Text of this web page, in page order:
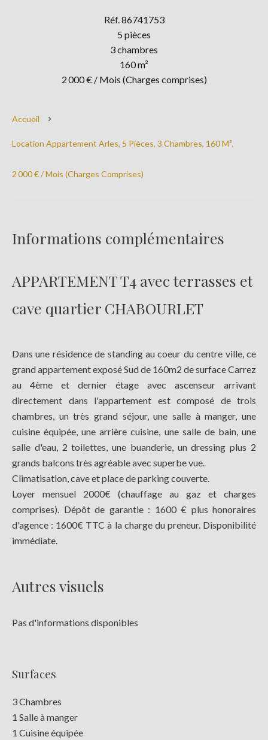
Réf. 86741753
5 pièces
3 chambres
160 m²
2 000 € / Mois (Charges comprises)
Accueil
Location Appartement Arles, 5 Pièces, 3 Chambres, 160 M²,
2 000 € / Mois (Charges Comprises)
Informations complémentaires
APPARTEMENT T4 avec terrasses et
cave quartier CHABOURLET
Dans une résidence de standing au coeur du centre ville, ce
grand appartement exposé Sud de 160m2 de surface Carrez
au 4ème et dernier étage avec ascenseur arrivant
directement dans l'appartement est composé de trois
chambres, un très grand séjour, une salle à manger, une
cuisine équipée, une arrière cuisine, une salle de bain, une
salle d'eau, 2 toilettes, une buanderie, un dressing plus 2
grands balcons très agréable avec superbe vue.
Climatisation, cave et place de parking couverte.
Loyer mensuel 2000€ (chauffage au gaz et charges
comprises). Dépôt de garantie : 1600 € plus honoraires
d'agence : 1600€ TTC à la charge du preneur. Disponibilité
immédiate.
Autres visuels
Pas d'informations disponibles
Surfaces
3 Chambres
1 Salle à manger
1 Cuisine équipée